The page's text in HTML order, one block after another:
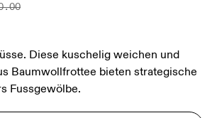
Diese kuschelig weichen und
Baumwollfrottee bieten strategische
Fussgewölbe.